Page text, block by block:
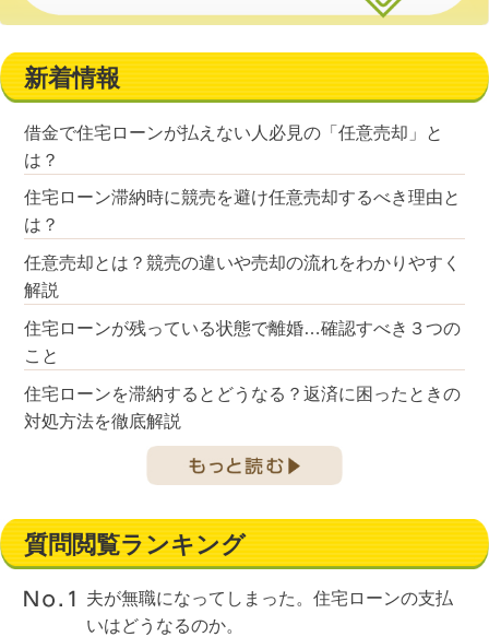
新着情報
借金で住宅ローンが払えない人必見の「任意売却」と
は？
住宅ローン滞納時に競売を避け任意売却するべき理由と
は？
任意売却とは？競売の違いや売却の流れをわかりやすく
解説
住宅ローンが残っている状態で離婚…確認すべき３つの
こと
住宅ローンを滞納するとどうなる？返済に困ったときの
対処方法を徹底解説
質問閲覧ランキング
夫が無職になってしまった。住宅ローンの支払
いはどうなるのか。